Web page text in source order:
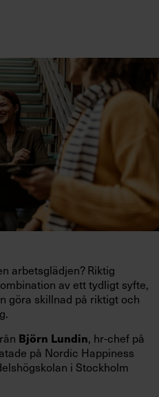
arbetsglädjen? Riktig
av ett tydligt syfte,
göra skillnad på riktigt och
Björn Lundin, hr-chef på
på Nordic Happiness
i Stockholm